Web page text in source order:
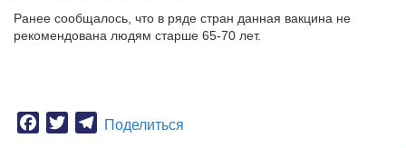
Ранее сообщалось, что в ряде стран данная вакцина не
рекомендована людям старше 65-70 лет.
Facebook
TwitterTelegram
Поделиться